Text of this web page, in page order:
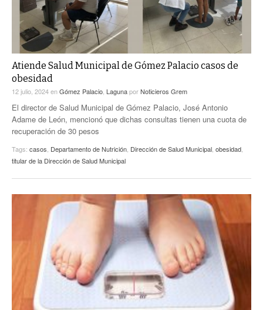
TRAYECTO LAGUNA
A MEDIA MAÑANA
A TODA LEY
TWEETS AND BEATS
LA MEJOR 97.1 ESTÉREO GALLITO
ACTUALIDADES GREM
PULSO
LA MEJOR INFORMACIÓN
Atiende Salud Municipal de Gómez Palacio casos de
obesidad
12 julio, 2024enGómez Palacio LagunaporNoticieros Grem
El director de Salud Municipal de Gómez Palacio, José Antonio
Adame de León, mencionó que dichas consultas tienen una cuota de
recuperación de 30 pesos
Tags: casos Departamento de Nutrición Dirección de Salud Municipal obesidad
titular de la Dirección de Salud Municipal